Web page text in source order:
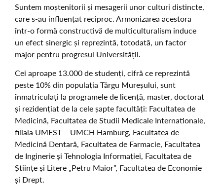
Suntem moștenitorii și mesagerii unor culturi distincte,
care s-au influențat reciproc. Armonizarea acestora
într-o formă constructivă de multiculturalism induce
un efect sinergic și reprezintă, totodată, un factor
major pentru progresul Universității.
Cei aproape 13.000 de studenți, cifră ce reprezintă
peste 10% din populația Târgu Mureșului, sunt
înmatriculați la programele de licență, master, doctorat
și rezidențiat de la cele șapte facultăți: Facultatea de
Medicină, Facultatea de Studii Medicale Internationale,
filiala UMFST – UMCH Hamburg, Facultatea de
Medicină Dentară, Facultatea de Farmacie, Facultatea
de Inginerie și Tehnologia Informației, Facultatea de
Științe și Litere „Petru Maior”, Facultatea de Economie
și Drept.